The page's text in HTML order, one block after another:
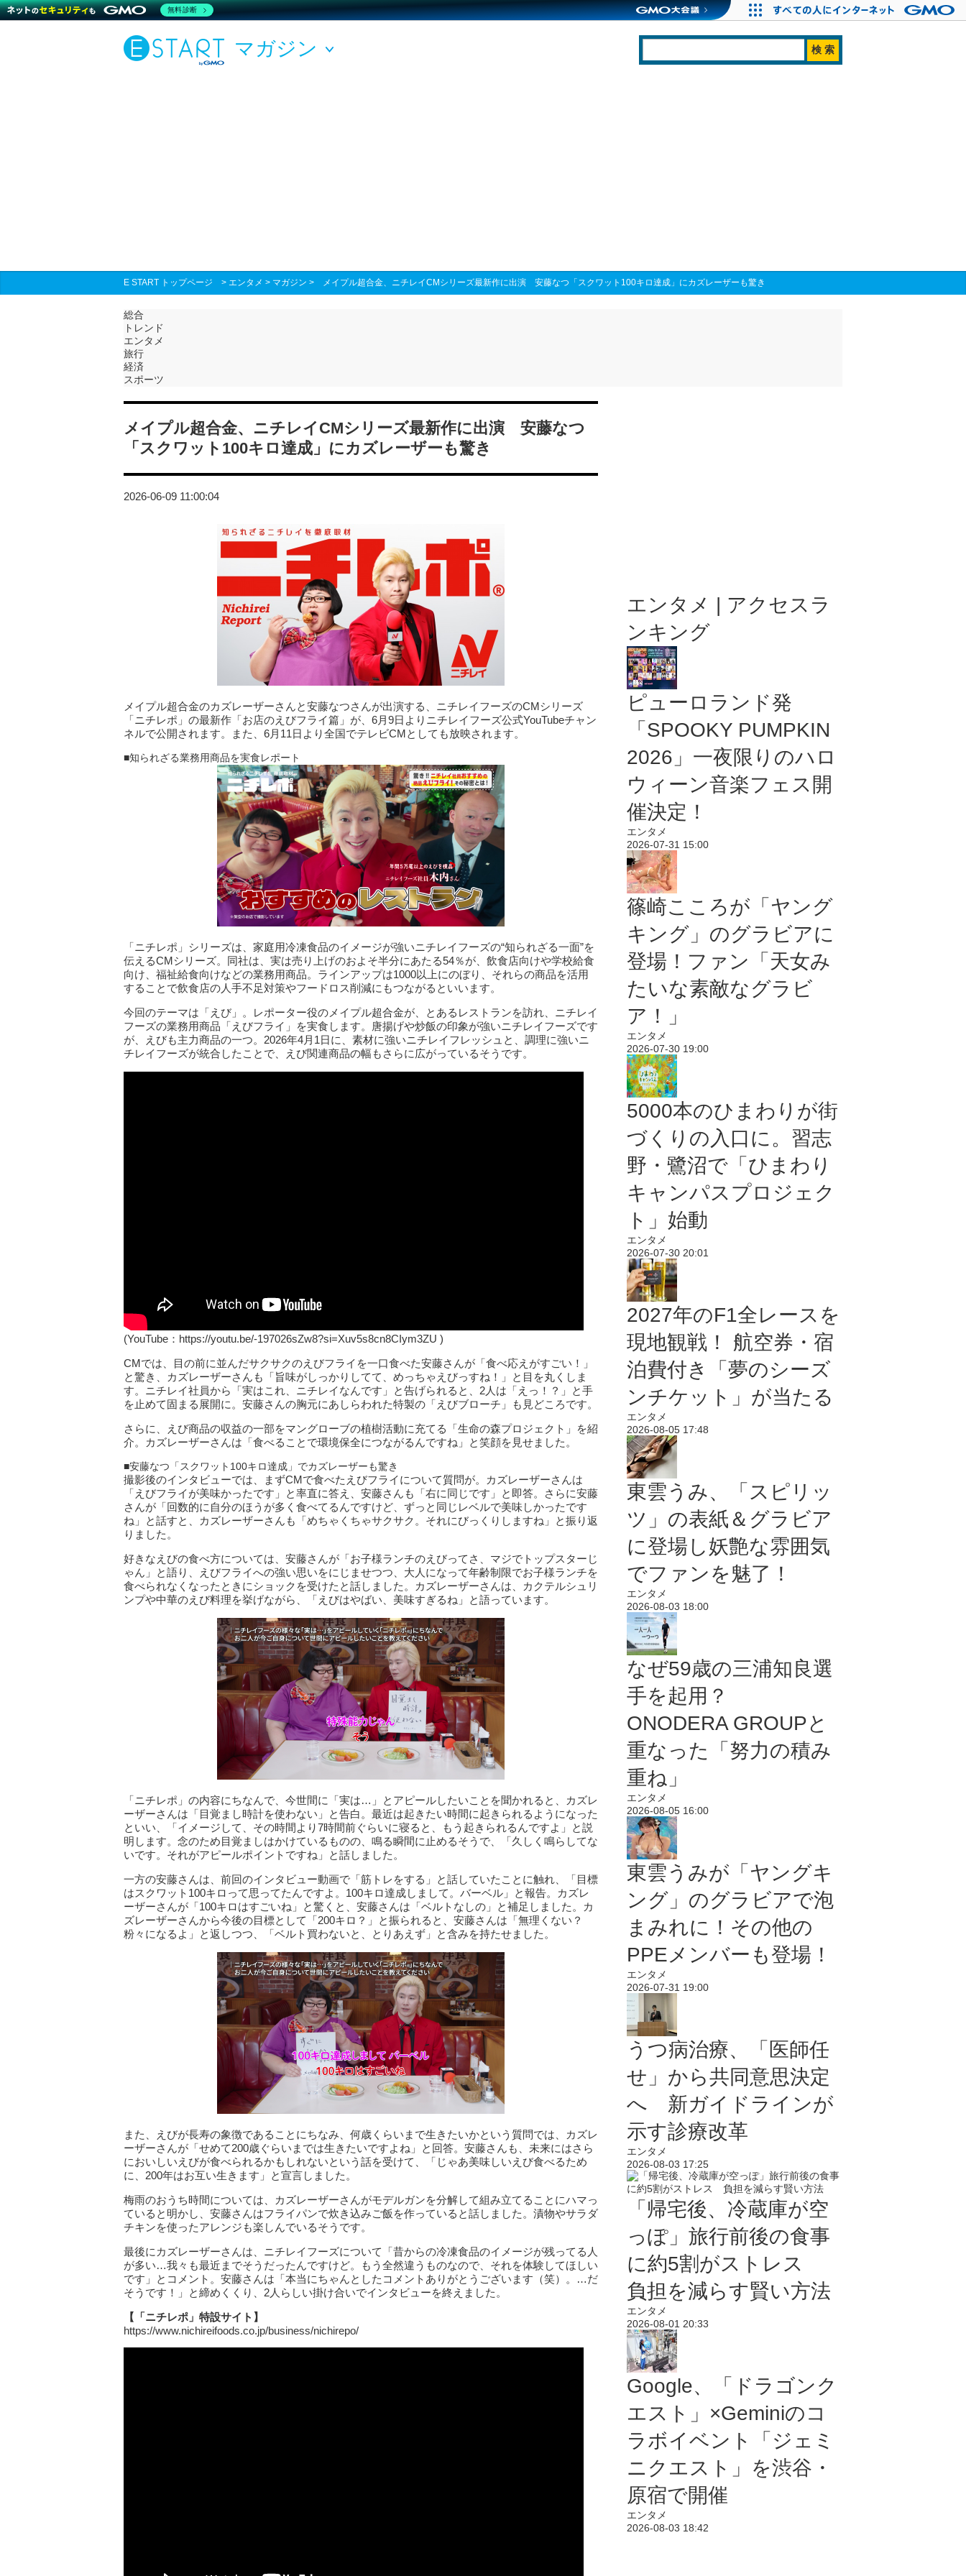
マガジン
E START トップページ > エンタメ > マガジン > メイプル超合金、ニチレイCMシリーズ最新作に出演 安藤なつ「スクワット100キロ達成」にカズレーザーも驚き
総合
トレンド
エンタメ
旅行
経済
スポーツ
メイプル超合金、ニチレイCMシリーズ最新作に出演 安藤なつ
「スクワット100キロ達成」にカズレーザーも驚き
2026-06-09 11:00:04
メイプル超合金のカズレーザーさんと安藤なつさんが出演する、ニチレイフーズのCMシリーズ
「ニチレポ」の最新作「お店のえびフライ篇」が、6月9日よりニチレイフーズ公式YouTubeチャン
ネルで公開されます。また、6月11日より全国でテレビCMとしても放映されます。
■知られざる業務用商品を実食レポート
「ニチレポ」シリーズは、家庭用冷凍食品のイメージが強いニチレイフーズの“知られざる一面”を
伝えるCMシリーズ。同社は、実は売り上げのおよそ半分にあたる54％が、飲食店向けや学校給食
向け、福祉給食向けなどの業務用商品。ラインアップは1000以上にのぼり、それらの商品を活用
することで飲食店の人手不足対策やフードロス削減にもつながるといいます。
今回のテーマは「えび」。レポーター役のメイプル超合金が、とあるレストランを訪れ、ニチレイ
フーズの業務用商品「えびフライ」を実食します。唐揚げや炒飯の印象が強いニチレイフーズです
が、えびも主力商品の一つ。2026年4月1日に、素材に強いニチレイフレッシュと、調理に強いニ
チレイフーズが統合したことで、えび関連商品の幅もさらに広がっているそうです。
(YouTube：https://youtu.be/-197026sZw8?si=Xuv5s8cn8CIym3ZU )
CMでは、目の前に並んだサクサクのえびフライを一口食べた安藤さんが「食べ応えがすごい！」
と驚き、カズレーザーさんも「旨味がしっかりしてて、めっちゃえびっすね！」と目を丸くしま
す。ニチレイ社員から「実はこれ、ニチレイなんです」と告げられると、2人は「えっ！？」と手
を止めて固まる展開に。安藤さんの胸元にあしらわれた特製の「えびブローチ」も見どころです。
さらに、えび商品の収益の一部をマングローブの植樹活動に充てる「生命の森プロジェクト」を紹
介。カズレーザーさんは「食べることで環境保全につながるんですね」と笑顔を見せました。
■安藤なつ「スクワット100キロ達成」でカズレーザーも驚き
撮影後のインタビューでは、まずCMで食べたえびフライについて質問が。カズレーザーさんは
「えびフライが美味かったです」と率直に答え、安藤さんも「右に同じです」と即答。さらに安藤
さんが「回数的に自分のほうが多く食べてるんですけど、ずっと同じレベルで美味しかったです
ね」と話すと、カズレーザーさんも「めちゃくちゃサクサク。それにびっくりしますね」と振り返
りました。
好きなえびの食べ方については、安藤さんが「お子様ランチのえびってさ、マジでトップスターじ
ゃん」と語り、えびフライへの強い思いをにじませつつ、大人になって年齢制限でお子様ランチを
食べられなくなったときにショックを受けたと話しました。カズレーザーさんは、カクテルシュリ
ンプや中華のえび料理を挙げながら、「えびはやばい、美味すぎるね」と語っています。
「ニチレポ」の内容にちなんで、今世間に「実は…」とアピールしたいことを聞かれると、カズレ
ーザーさんは「目覚まし時計を使わない」と告白。最近は起きたい時間に起きられるようになった
といい、「イメージして、その時間より7時間前ぐらいに寝ると、もう起きられるんですよ」と説
明します。念のため目覚ましはかけているものの、鳴る瞬間に止めるそうで、「久しく鳴らしてな
いです。それがアピールポイントですね」と話しました。
一方の安藤さんは、前回のインタビュー動画で「筋トレをする」と話していたことに触れ、「目標
はスクワット100キロって思ってたんですよ。100キロ達成しまして。バーベル」と報告。カズレ
ーザーさんが「100キロはすごいね」と驚くと、安藤さんは「ベルトなしの」と補足しました。カ
ズレーザーさんから今後の目標として「200キロ？」と振られると、安藤さんは「無理くない？
粉々になるよ」と返しつつ、「ベルト買わないと、とりあえず」と含みを持たせました。
また、えびが長寿の象徴であることにちなみ、何歳くらいまで生きたいかという質問では、カズレ
ーザーさんが「せめて200歳ぐらいまでは生きたいですよね」と回答。安藤さんも、未来にはさら
においしいえびが食べられるかもしれないという話を受けて、「じゃあ美味しいえび食べるため
に、200年はお互い生きます」と宣言しました。
梅雨のおうち時間については、カズレーザーさんがモデルガンを分解して組み立てることにハマっ
ていると明かし、安藤さんはフライパンで炊き込みご飯を作っていると話しました。漬物やサラダ
チキンを使ったアレンジも楽しんでいるそうです。
最後にカズレーザーさんは、ニチレイフーズについて「昔からの冷凍食品のイメージが残ってる人
が多い…我々も最近までそうだったんですけど。もう全然違うものなので、それを体験してほしい
です」とコメント。安藤さんは「本当にちゃんとしたコメントありがとうございます（笑）。…だ
そうです！」と締めくくり、2人らしい掛け合いでインタビューを終えました。
【「ニチレポ」特設サイト】
https://www.nichireifoods.co.jp/business/nichirepo/
エンタメ | アクセスラ
ンキング
ピューロランド発
「SPOOKY PUMPKIN
2026」一夜限りのハロ
ウィーン音楽フェス開
催決定！
エンタメ
2026-07-31 15:00
篠崎こころが「ヤング
キング」のグラビアに
登場！ファン「天女み
たいな素敵なグラビ
ア！」
エンタメ
2026-07-30 19:00
5000本のひまわりが街
づくりの入口に。習志
野・鷺沼で「ひまわり
キャンパスプロジェク
ト」始動
エンタメ
2026-07-30 20:01
2027年のF1全レースを
現地観戦！ 航空券・宿
泊費付き「夢のシーズ
ンチケット」が当たる
エンタメ
2026-08-05 17:48
東雲うみ、「スピリッ
ツ」の表紙＆グラビア
に登場し妖艶な雰囲気
でファンを魅了！
エンタメ
2026-08-03 18:00
なぜ59歳の三浦知良選
手を起用？
ONODERA GROUPと
重なった「努力の積み
重ね」
エンタメ
2026-08-05 16:00
東雲うみが「ヤングキ
ング」のグラビアで泡
まみれに！その他の
PPEメンバーも登場！
エンタメ
2026-07-31 19:00
うつ病治療、「医師任
せ」から共同意思決定
へ 新ガイドラインが
示す診療改革
エンタメ
2026-08-03 17:25
「帰宅後、冷蔵庫が空
っぽ」旅行前後の食事
に約5割がストレス
負担を減らす賢い方法
エンタメ
2026-08-01 20:33
Google、「ドラゴンク
エスト」×Geminiのコ
ラボイベント「ジェミ
ニクエスト」を渋谷・
原宿で開催
エンタメ
2026-08-03 18:42
無料診断